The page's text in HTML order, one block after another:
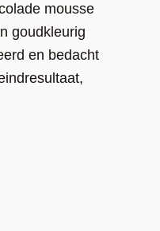
mousse
goudkleurig
en bedacht
helemaal niet